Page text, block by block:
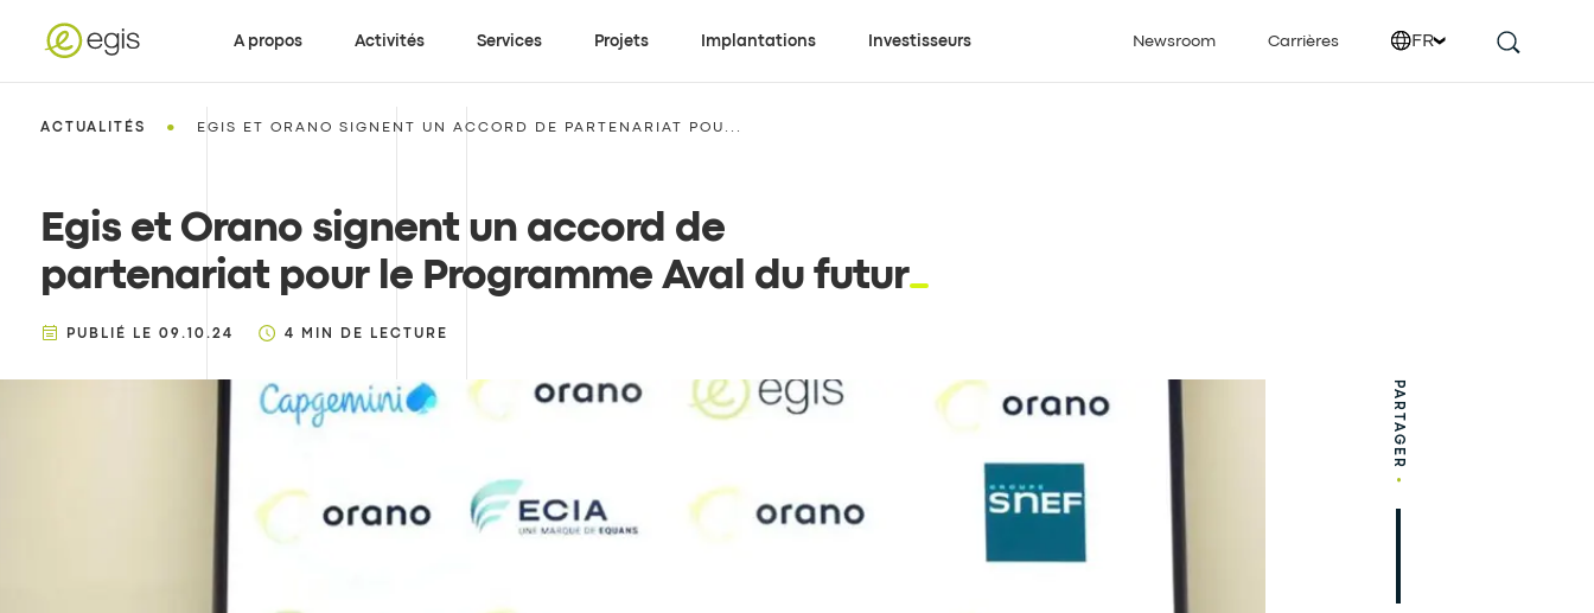
A propos Activités Services Projets Implantations Investisseurs Newsroom Carrières FR
ACTUALITÉS • EGIS ET ORANO SIGNENT UN ACCORD DE PARTENARIAT POU...
Egis et Orano signent un accord de
partenariat pour le Programme Aval du futur
PUBLIÉ LE 09.10.24 4 MIN DE LECTURE
PARTAGER
•